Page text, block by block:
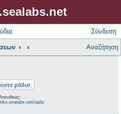
Σύνδεση
Αναζήτηση
radio